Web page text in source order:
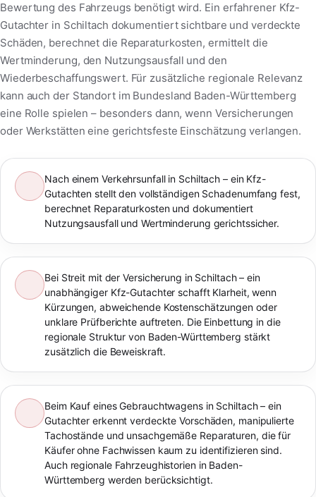
Bewertung des Fahrzeugs benötigt wird. Ein erfahrener Kfz-
Gutachter in Schiltach dokumentiert sichtbare und verdeckte
Schäden, berechnet die Reparaturkosten, ermittelt die
Wertminderung, den Nutzungsausfall und den
Wiederbeschaffungswert. Für zusätzliche regionale Relevanz
kann auch der Standort im Bundesland Baden-Württemberg
eine Rolle spielen – besonders dann, wenn Versicherungen
oder Werkstätten eine gerichtsfeste Einschätzung verlangen.
Nach einem Verkehrsunfall in Schiltach – ein Kfz-
Gutachten stellt den vollständigen Schadenumfang fest,
berechnet Reparaturkosten und dokumentiert
Nutzungsausfall und Wertminderung gerichtssicher.
Bei Streit mit der Versicherung in Schiltach – ein
unabhängiger Kfz-Gutachter schafft Klarheit, wenn
Kürzungen, abweichende Kostenschätzungen oder
unklare Prüfberichte auftreten. Die Einbettung in die
regionale Struktur von Baden-Württemberg stärkt
zusätzlich die Beweiskraft.
Beim Kauf eines Gebrauchtwagens in Schiltach – ein
Gutachter erkennt verdeckte Vorschäden, manipulierte
Tachostände und unsachgemäße Reparaturen, die für
Käufer ohne Fachwissen kaum zu identifizieren sind.
Auch regionale Fahrzeughistorien in Baden-
Württemberg werden berücksichtigt.